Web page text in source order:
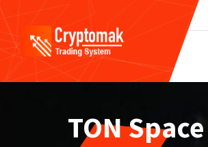
Skip
to
content
TON Space